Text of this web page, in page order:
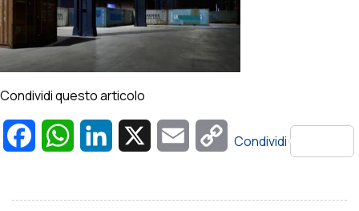
Condividi questo articolo
FacebookWhatsAppLinkedIn Email
Copy
Condividi